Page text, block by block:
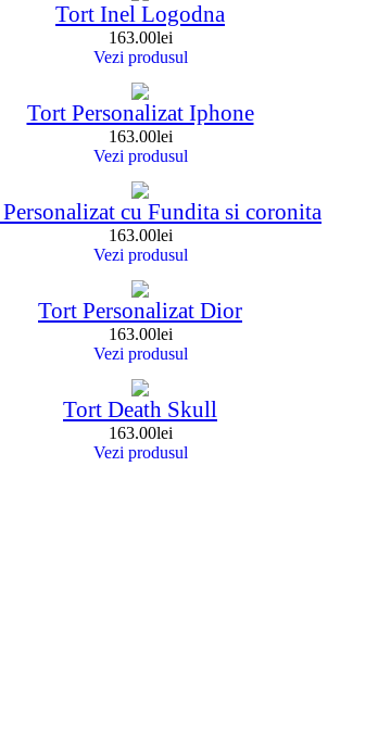
Tort Inel Logodna
163.00lei
Vezi produsul
Tort Personalizat Iphone
163.00lei
Vezi produsul
cu Fundita si coronita
163.00lei
Vezi produsul
Tort Personalizat Dior
163.00lei
Vezi produsul
Tort Death Skull
163.00lei
Vezi produsul